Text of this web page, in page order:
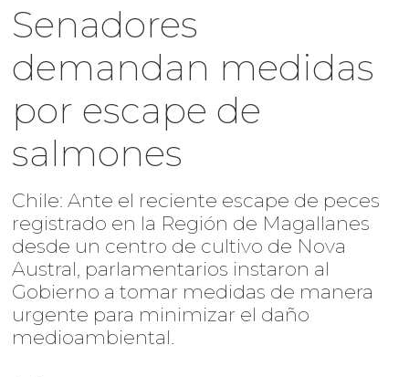
Senadores
demandan medidas
por escape de
salmones
Chile: Ante el reciente escape de peces
registrado en la Región de Magallanes
desde un centro de cultivo de Nova
Austral, parlamentarios instaron al
Gobierno a tomar medidas de manera
urgente para minimizar el daño
medioambiental.